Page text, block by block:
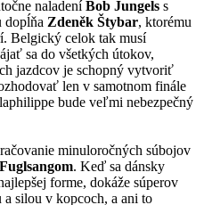
naladeníBob Jungels s
dopĺňa Zdeněk Štybar, ktorému
Belgický celok tak musí
sa do všetkých útokov,
jazdcov je schopný vytvoriť
len v samotnom finále
bude veľmi nebezpečný
minuloročných súbojov
. Keď sa dánsky
forme, dokáže súperov
silou v kopcoch, a ani to